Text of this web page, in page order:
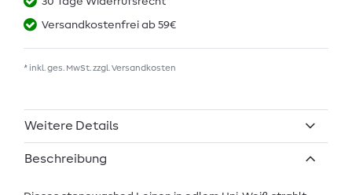
Versandkostenfrei ab 59€
* inkl. ges. MwSt. zzgl. Versandkosten
Weitere Details
Beschreibung